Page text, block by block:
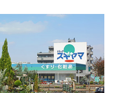
でお得
のご紹介
業物件紹介